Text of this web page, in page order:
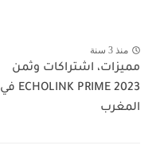
منذ 3 سنة
مميزات، اشتراكات وثمن
ECHOLINK PRIME 2023 في
المغرب